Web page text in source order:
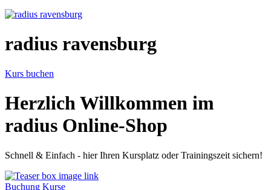
radius ravensburg
Kurs buchen
Herzlich Willkommen im
radius Online-Shop
Schnell & Einfach - hier Ihren Kursplatz oder Trainingszeit sichern!
Buchung Kurse